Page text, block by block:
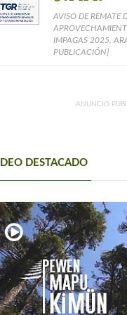
AVISO DE REMATE
IMPAGAS 2025,
PUBLICACIÓN]
ANUNCIO
DESTACADO